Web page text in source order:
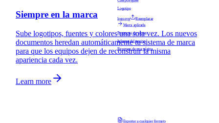
Logotipo
logo.svg
Reemplazar
Marca aplicada
Propuesta de ventas
Informe del equipo
Resumen de una página
Siempre en la marca
Sube logotipos, fuentes y colores una sola vez. Los nuevos
documentos heredan automáticamente tu sistema de marca
para que los equipos dejen de reconstruir la misma
apariencia cada vez.
Learn more
Exportar a cualquier formato